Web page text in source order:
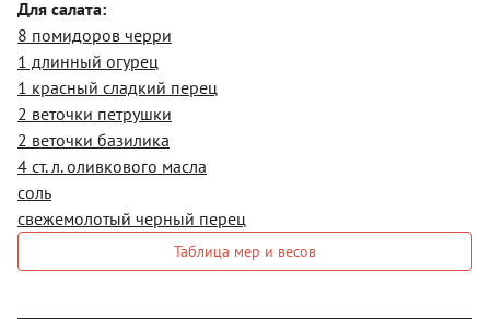
Для салата:
8 помидоров черри
1 длинный огурец
1 красный сладкий перец
2 веточки петрушки
2 веточки базилика
4 ст. л. оливкового масла
соль
свежемолотый черный перец
Таблица мер и весов